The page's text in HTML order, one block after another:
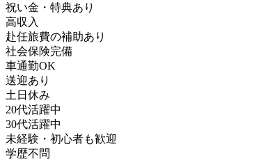
祝い金・特典あり
高収入
赴任旅費の補助あり
社会保険完備
車通勤OK
送迎あり
土日休み
20代活躍中
30代活躍中
未経験・初心者も歓迎
学歴不問